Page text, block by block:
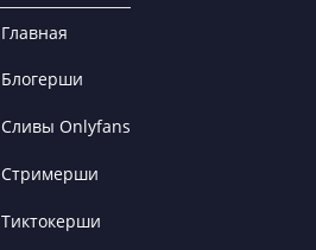
Главная
Блогерши
Сливы Onlyfans
Стримерши
Тиктокерши